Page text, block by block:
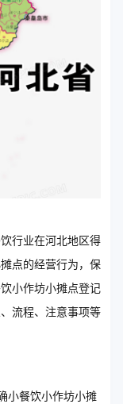
行业在河北地区得
点的经营行为，保
小作坊小摊点登记
流程、注意事项等
小餐饮小作坊小摊